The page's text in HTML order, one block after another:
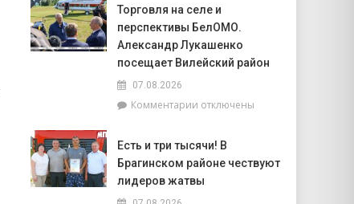
агрогородок
Лясковичи
из
Брагина
доехать
до
попасть
«Зов
Полесья»
Торговля на селе и
перспективы БелОМО.
Александр Лукашенко
посещает Вилейский район
07.08.2026
Комментариик
на
селе
и
отключены
Есть и три тысячи! В
Брагинском районе чествуют
лидеров жатвы